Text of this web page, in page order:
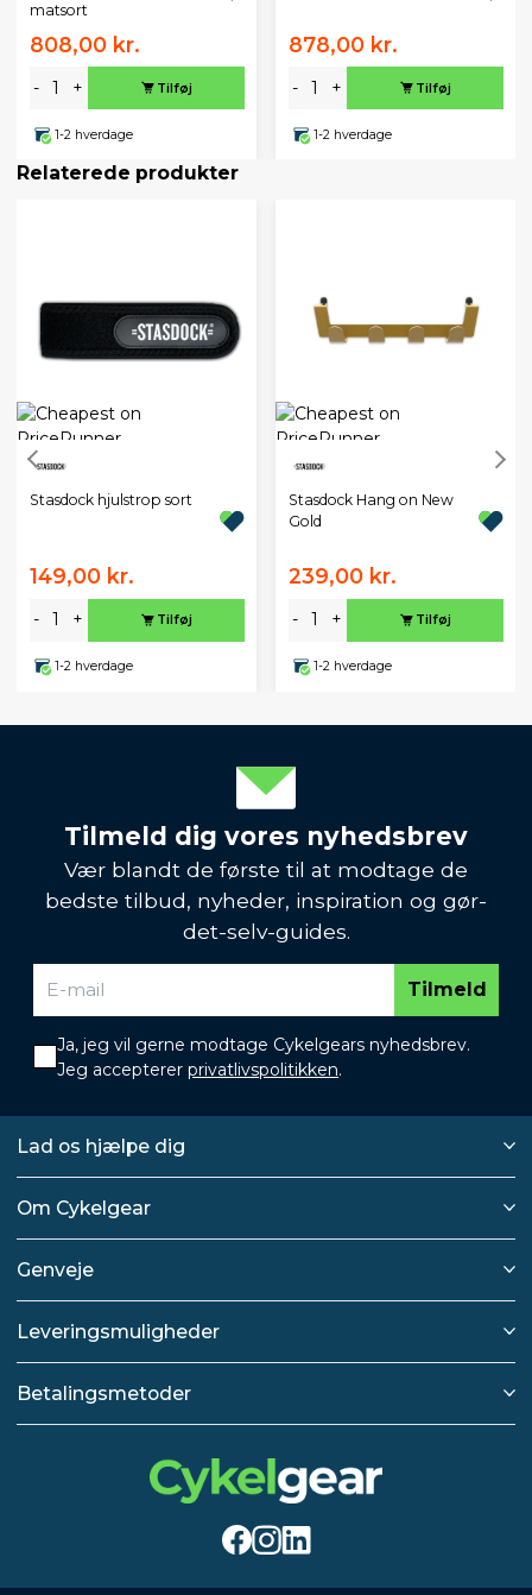
matsort
808,00 kr.
- + Tilføj
1-2 hverdage
878,00 kr.
- + Tilføj
1-2 hverdage
Relaterede produkter
Stasdock hjulstrop sort
149,00 kr.
- + Tilføj
1-2 hverdage
Stasdock Hang on New
Gold
239,00 kr.
- + Tilføj
1-2 hverdage
Tilmeld dig vores nyhedsbrev
Vær blandt de første til at modtage de
bedste tilbud, nyheder, inspiration og gør-
det-selv-guides.
Tilmeld
Ja, jeg vil gerne modtage Cykelgears nyhedsbrev.
Jeg accepterer privatlivspolitikken.
Lad os hjælpe dig
Om Cykelgear
Genveje
Leveringsmuligheder
Betalingsmetoder